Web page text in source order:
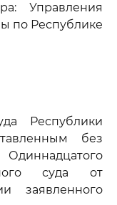
Управления
по Республике
Республики
без
суда от
заявленного